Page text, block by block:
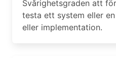
Svårighetsgraden att
testa ett system eller
eller implementation.